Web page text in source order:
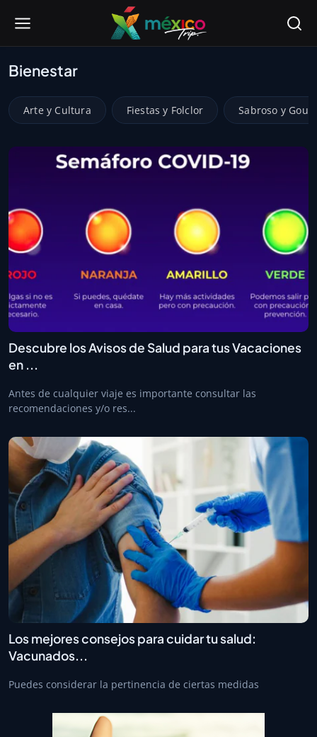
Bienestar
Arte y Cultura Fiestas y Folclor Sabroso y
Descubre los Avisos de Salud para tus Vacaciones
en ...
Antes de cualquier viaje es importante consultar las
recomendaciones y/o res...
Los mejores consejos para cuidar tu salud:
Vacunados...
Puedes considerar la pertinencia de ciertas medidas